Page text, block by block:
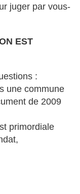
juger par vous-
EST
:
une commune
de 2009
primordiale